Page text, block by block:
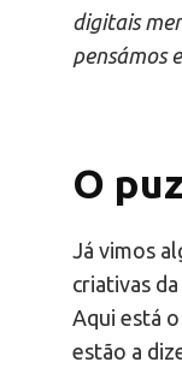
digitais
pensámos
O
Já vimos
criativas
Aqui está
estão a